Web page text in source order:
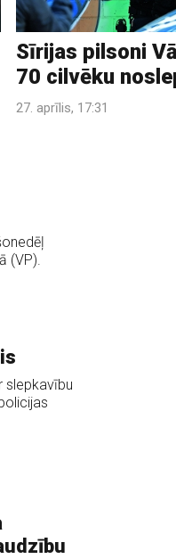
Sīrijas pilsoni
70 cilvēku
27. aprīlis, 17:31
(VP).
slepkavību